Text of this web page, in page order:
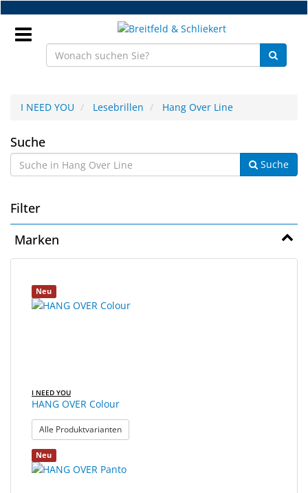
Zum
Hauptinhalt
springen
NEU
Brillenteile
Werkstatt
Handelsware
Sport
NEED
YOU
I NEED YOU Lesebrillen Hang Over Line
Hang
Over
Line
Suche
Suche
Filter
Marken
Ergebnisse
Suchergebnisse
gerendert.
Neu
I NEED YOU
HANG OVER Colour
Alle Produktvarianten: HANG OVER Colour
Neu